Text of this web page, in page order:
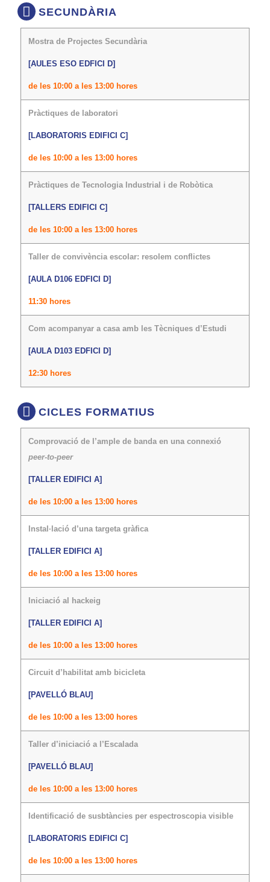
SECUNDÀRIA
Mostra de Projectes Secundària
[AULES ESO EDFICI D]
de les 10:00 a les 13:00 hores
Pràctiques de laboratori
[LABORATORIS EDIFICI C]
de les 10:00 a les 13:00 hores
Pràctiques de Tecnologia Industrial i de Robòtica
[TALLERS EDIFICI C]
de les 10:00 a les 13:00 hores
Taller de convivència escolar: resolem conflictes
[AULA D106 EDFICI D]
11:30 hores
Com acompanyar a casa amb les Tècniques d’Estudi
[AULA D103 EDFICI D]
12:30 hores
CICLES FORMATIUS
Comprovació de l’ample de banda en una connexió
peer-to-peer
[TALLER EDIFICI A]
de les 10:00 a les 13:00 hores
Instal·lació d’una targeta gràfica
[TALLER EDIFICI A]
de les 10:00 a les 13:00 hores
Iniciació al hackeig
[TALLER EDIFICI A]
de les 10:00 a les 13:00 hores
Circuit d’habilitat amb bicicleta
[PAVELLÓ BLAU]
de les 10:00 a les 13:00 hores
Taller d’iniciació a l’Escalada
[PAVELLÓ BLAU]
de les 10:00 a les 13:00 hores
Identificació de susbtàncies per espectroscopia visible
[LABORATORIS EDIFICI C]
de les 10:00 a les 13:00 hores